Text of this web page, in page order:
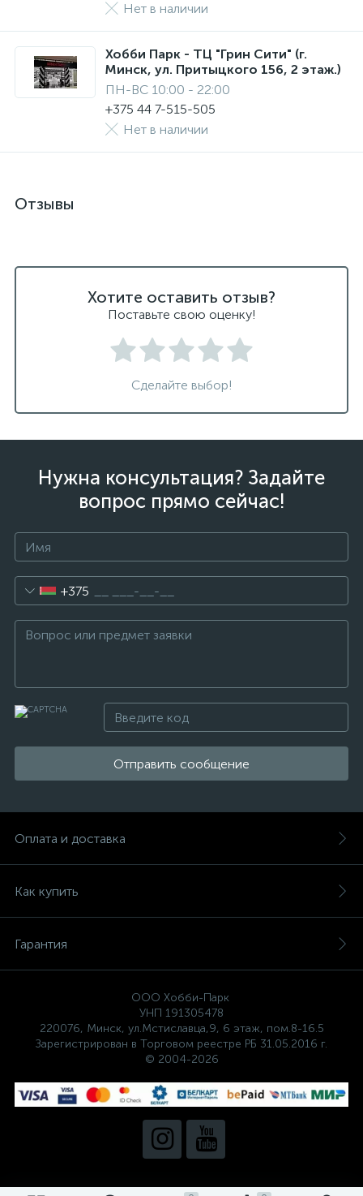
Нет в наличии
Хобби Парк - ТЦ "Грин Сити" (г.
Минск, ул. Притыцкого 156, 2 этаж.)
ПН-ВС 10:00 - 22:00
+375 44 7-515-505
Нет в наличии
Отзывы
Хотите оставить отзыв?
Поставьте свою оценку!
Сделайте выбор!
Нужна консультация? Задайте
вопрос прямо сейчас!
+375
Отправить сообщение
Оплата и доставка
Как купить
Гарантия
ООО Хобби-Парк
УНП 191305478
220076, Минск, ул.Мстиславца,9, 6 этаж, пом.8-16.5
Зарегистрирован в Торговом реестре РБ 31.05.2016 г.
© 2004-2026